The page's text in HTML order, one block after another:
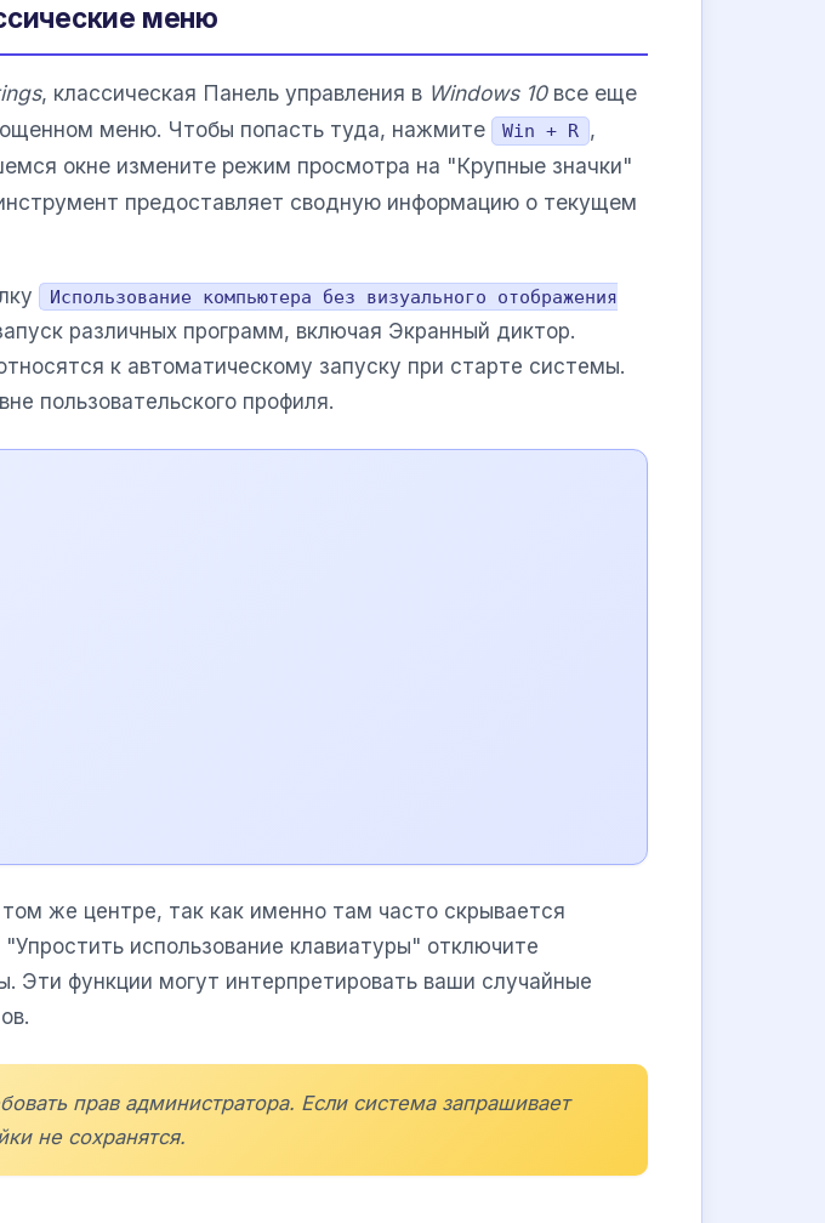
меню
, классическая Панель управления в Windows 10все еще
меню. Чтобы попасть туда, нажмите
Win + R ,
окне измените режим просмотра на "Крупные значки"
предоставляет сводную информацию о текущем
Использование компьютера без визуального отображения
различных программ, включая Экранный диктор.
к автоматическому запуску при старте системы.
пользовательского профиля.
же центре, так как именно там часто скрывается
использование клавиатуры" отключите
Эти функции могут интерпретировать ваши случайные
прав администратора. Если система запрашивает
не сохранятся.